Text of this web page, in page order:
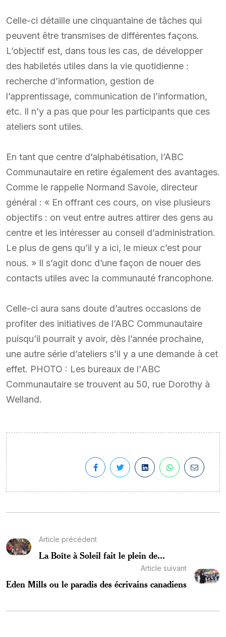
Celle-ci détaille une cinquantaine de tâches qui
peuvent être transmises de différentes façons.
L’objectif est, dans tous les cas, de développer
des habiletés utiles dans la vie quotidienne :
recherche d’information, gestion de
l’apprentissage, communication de l’information,
etc. Il n’y a pas que pour les participants que ces
ateliers sont utiles.
En tant que centre d’alphabétisation, l’ABC
Communautaire en retire également des avantages.
Comme le rappelle Normand Savoie, directeur
général : « En offrant ces cours, on vise plusieurs
objectifs : on veut entre autres attirer des gens au
centre et les intéresser au conseil d’administration.
Le plus de gens qu’il y a ici, le mieux c’est pour
nous. » Il s’agit donc d’une façon de nouer des
contacts utiles avec la communauté francophone.
Celle-ci aura sans doute d’autres occasions de
profiter des initiatives de l’ABC Communautaire
puisqu’il pourrait y avoir, dès l’année prochaine,
une autre série d’ateliers s’il y a une demande à cet
effet. PHOTO : Les bureaux de l'ABC
Communautaire se trouvent au 50, rue Dorothy à
Welland.
Article précédent
La Boîte à Soleil fait le plein de...
Article suivant
Eden Mills ou le paradis des écrivains canadiens